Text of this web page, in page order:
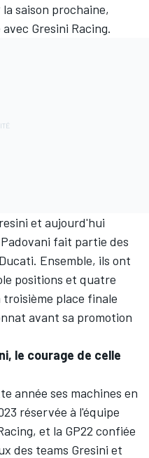
saison prochaine,
Gresini Racing.
et aujourd'hui
fait partie des
Ensemble, ils ont
positions et quatre
place finale
avant sa promotion
le courage de celle
année ses machines en
réservée à l'équipe
et la GP22 confiée
des teams Gresini et